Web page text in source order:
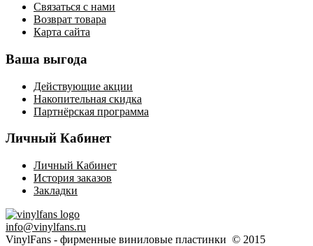
Связаться с нами
Возврат товара
Карта сайта
Ваша выгода
Действующие акции
Накопительная скидка
Партнёрская программа
Личный Кабинет
Личный Кабинет
История заказов
Закладки
info@vinylfans.ru
VinylFans - фирменные виниловые пластинки © 2015